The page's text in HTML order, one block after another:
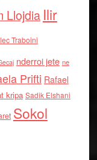
Llojdia Ilir
Traboini
nderroi jete ne
Prifti Rafael
kripa Sadik Elshani
Sokol